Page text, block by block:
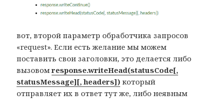
вот, второй параметр обработчика запросов
«request». Если есть желание мы можем
поставить свои заголовки, это делается либо
вызовомresponse.writeHead(statusCode[,
statusMessage][, headers]) который
отправляет их в ответ тут же, либо неявным